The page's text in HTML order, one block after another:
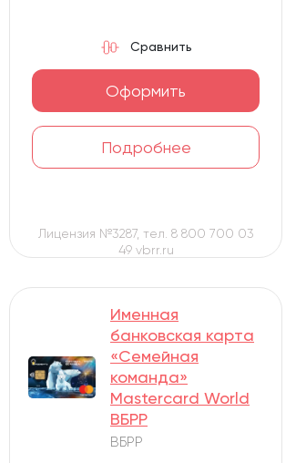
Оформить
Подробнее
Сравнить
Лицензия №3287, тел. 8 800 700 03
49 vbrr.ru
Именная
банковская карта
«Семейная
команда»
Mastercard World
ВБРР
ВБРР